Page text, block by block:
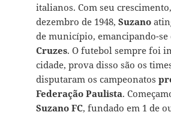
italianos. Com seu
dezembro de 1948, Suzano
de município, emancipando-se
Cruzes. O futebol sempre foi
cidade, prova disso são os
disputaram os campeonatos
Federação Paulista.
Suzano FC, fundado em 1 de